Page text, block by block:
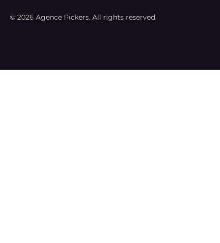
© 2026 Agence Pickers. All rights reserved.